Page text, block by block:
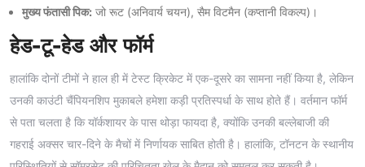
मुख्य फंतासी पिक: जो रूट (अनिवार्य चयन), सैम विटमैन (कप्तानी विकल्प)।
हेड-टू-हेड और फॉर्म
हालांकि दोनों टीमों ने हाल ही में टेस्ट क्रिकेट में एक-दूसरे का सामना नहीं किया है, लेकिन
उनकी काउंटी चैंपियनशिप मुकाबले हमेशा कड़ी प्रतिस्पर्धा के साथ होते हैं। वर्तमान फॉर्म
से पता चलता है कि यॉर्कशायर के पास थोड़ा फायदा है, क्योंकि उनकी बल्लेबाजी की
गहराई अक्सर चार-दिने के मैचों में निर्णायक साबित होती है। हालांकि, टॉनटन के स्थानीय